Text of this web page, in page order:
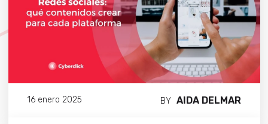
16 enero 2025 BY AIDA DELMAR